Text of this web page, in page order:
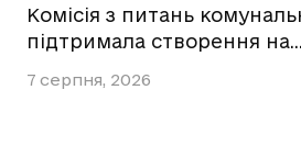
Комісія з питань
підтримала створення на…
7 серпня, 2026